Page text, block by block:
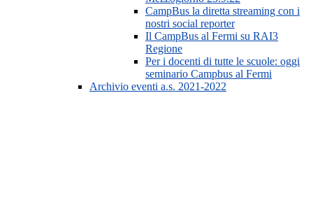
CampBus la diretta streaming con i
nostri social reporter
Il CampBus al Fermi su RAI3
Regione
Per i docenti di tutte le scuole: oggi
seminario Campbus al Fermi
Archivio eventi a.s. 2021-2022